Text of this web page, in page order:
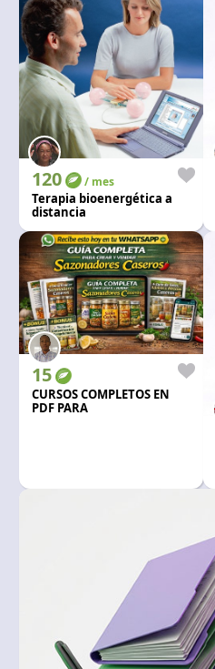
120 / mes
Terapia bioenergética a
distancia
15
CURSOS COMPLETOS EN
PDF PARA